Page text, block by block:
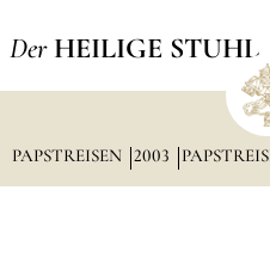
Der HEILIGE STUHL
PAPSTREISEN 2003